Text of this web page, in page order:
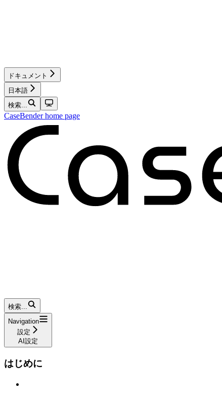
ドキュメント
日本語
検索...
CaseBenderhome page
検索...
Navigation
設定
AI設定
はじめに